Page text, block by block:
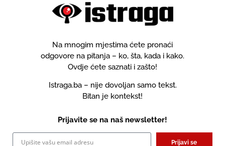
Na mnogim mjestima ćete pronaći
odgovore na pitanja – ko, šta, kada i kako.
Ovdje ćete saznati i zašto!
Istraga.ba – nije dovoljan samo tekst.
Bitan je kontekst!
Prijavite se na naš newsletter!
Prijavi se